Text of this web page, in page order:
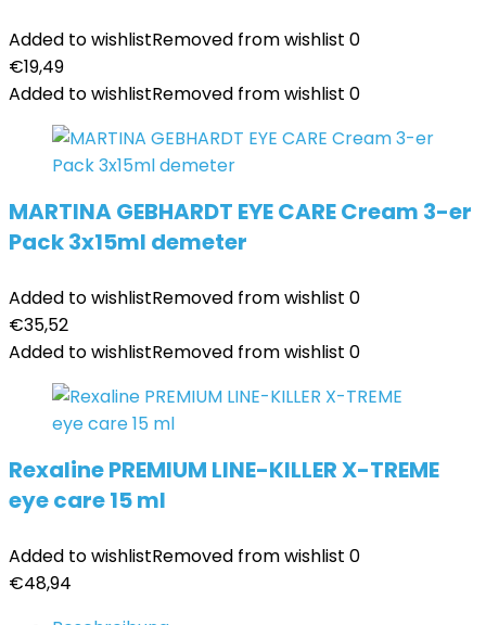
Added to wishlistRemoved from wishlist 0
€19,49
Added to wishlistRemoved from wishlist 0
MARTINA GEBHARDT EYE CARE Cream 3-er
Pack 3x15ml demeter
Added to wishlistRemoved from wishlist 0
€35,52
Added to wishlistRemoved from wishlist 0
Rexaline PREMIUM LINE-KILLER X-TREME
eye care 15 ml
Added to wishlistRemoved from wishlist 0
€48,94